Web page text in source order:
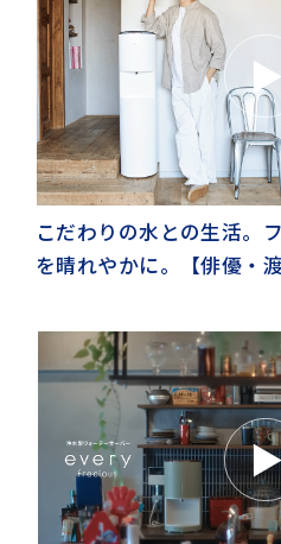
こだわりの水との生活。
を晴れやかに。【俳優・